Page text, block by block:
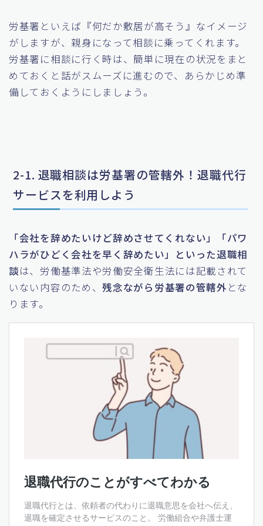
労基署といえば『何だか敷居が高そう』なイメージ
がしますが、親身になって相談に乗ってくれます。
労基署に相談に行く時は、簡単に現在の状況をまと
めておくと話がスムーズに進むので、あらかじめ準
備しておくようにしましょう。
2-1. 退職相談は労基署の管轄外！退職代行
サービスを利用しよう
「会社を辞めたいけど辞めさせてくれない」「パワ
ハラがひどく会社を早く辞めたい」といった退職相
談は、労働基準法や労働安全衛生法には記載されて
いない内容のため、残念ながら労基署の管轄外 とな
ります。